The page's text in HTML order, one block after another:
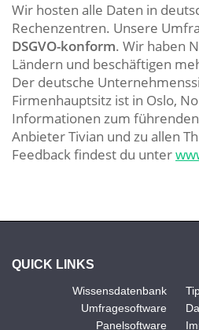
Wir hosten alle Daten in
Rechenzentren. Unsere
DSGVO-konform. Wir haben
Ländern und beschäftigen
Der deutsche
Firmenhauptsitz ist in Oslo,
Informationen zum
Anbieter Tivian und zu allen
Feedback findest du unter
QUICK LINKS
Wissensdatenbank
Umfragesoftware
Panelsoftware